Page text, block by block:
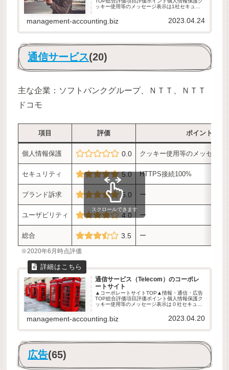
ッキー使用等のメッセージ表示は1社セキュリ
ンク付きは全体の約9割総合ー※2020年6月時
点評価プライムスタンダ...
management-accounting.biz 2023.04.24
通信サービス(20)
主な企業：ソフトバンクグループ、ＮＴＴ、ＮＴＴ
ドコモ
項目 評価 ポイント
個人情報保護 0.0 クッキー使用等のメッセージ
セキュリティ 5.0 HTTPS接続100%
ブランド訴求 5.0 ー
ユーザビリティ 4.0 ー
総合 3.5 ー
スクロールできます
※2020年6月時点評価
通信サービス（Telecom）のコーポレ
ートサイト
▲コーポレートサイトTOP▲情報・通信・広告
TOP総合評価項目評価ポイント個人情報保護ク
ッキー使用等のメッセージ表示は０社セキュリ
リティー総合ー※2020年6月時点評価プライム
スタンダードグロ...
management-accounting.biz 2023.04.20
広告(65)